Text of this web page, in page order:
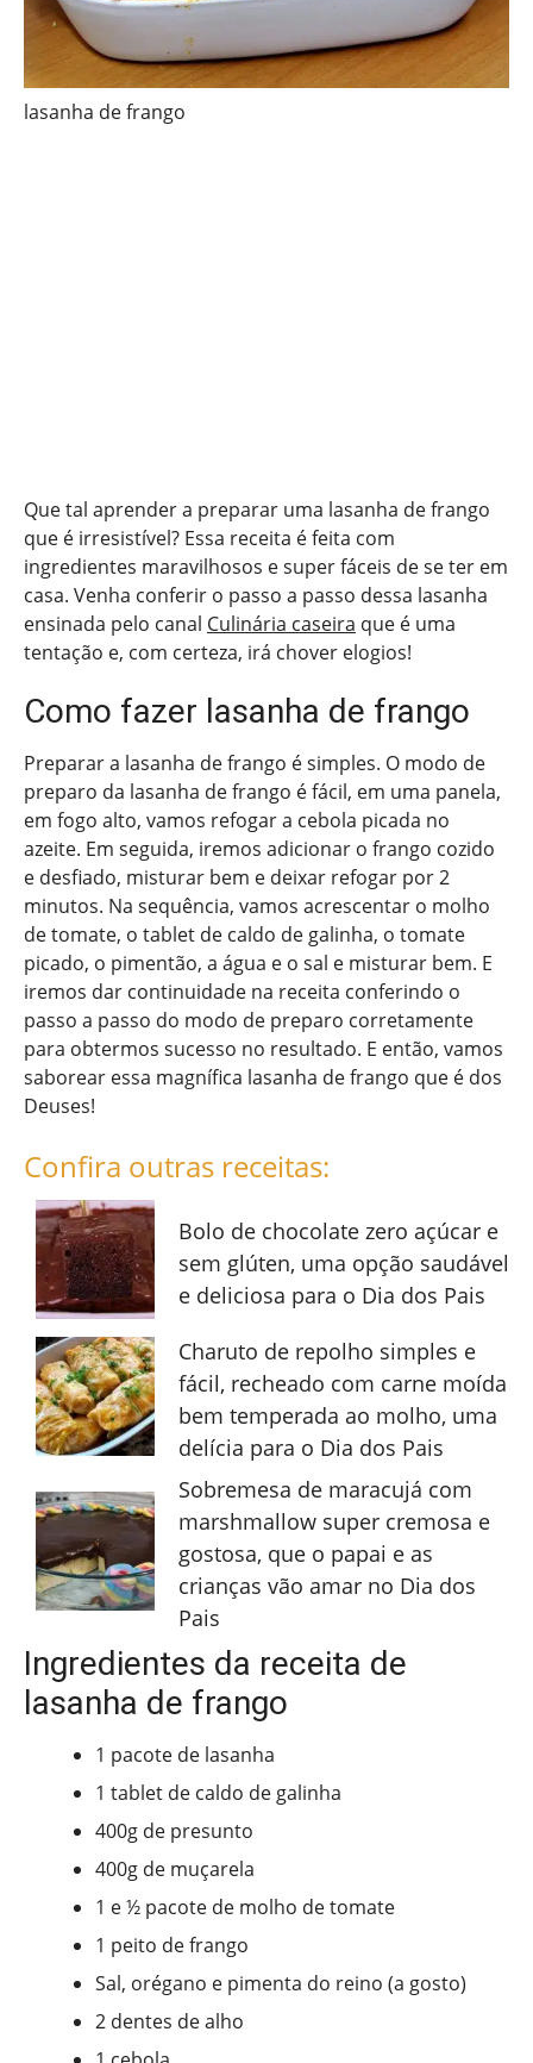
lasanha de frango
Que tal aprender a preparar uma lasanha de frango
que é irresistível? Essa receita é feita com
ingredientes maravilhosos e super fáceis de se ter em
casa. Venha conferir o passo a passo dessa lasanha
ensinada pelo canal Culinária caseira que é uma
tentação e, com certeza, irá chover elogios!
Como fazer lasanha de frango
Preparar a lasanha de frango é simples. O modo de
preparo da lasanha de frango é fácil, em uma panela,
em fogo alto, vamos refogar a cebola picada no
azeite. Em seguida, iremos adicionar o frango cozido
e desfiado, misturar bem e deixar refogar por 2
minutos. Na sequência, vamos acrescentar o molho
de tomate, o tablet de caldo de galinha, o tomate
picado, o pimentão, a água e o sal e misturar bem. E
iremos dar continuidade na receita conferindo o
passo a passo do modo de preparo corretamente
para obtermos sucesso no resultado. E então, vamos
saborear essa magnífica lasanha de frango que é dos
Deuses!
Confira outras receitas:
Bolo de chocolate zero açúcar e
sem glúten, uma opção saudável
e deliciosa para o Dia dos Pais
Charuto de repolho simples e
fácil, recheado com carne moída
bem temperada ao molho, uma
delícia para o Dia dos Pais
Sobremesa de maracujá com
marshmallow super cremosa e
gostosa, que o papai e as
crianças vão amar no Dia dos
Pais
Ingredientes da receita de
lasanha de frango
1 pacote de lasanha
1 tablet de caldo de galinha
400g de presunto
400g de muçarela
1 e ½ pacote de molho de tomate
1 peito de frango
Sal, orégano e pimenta do reino (a gosto)
2 dentes de alho